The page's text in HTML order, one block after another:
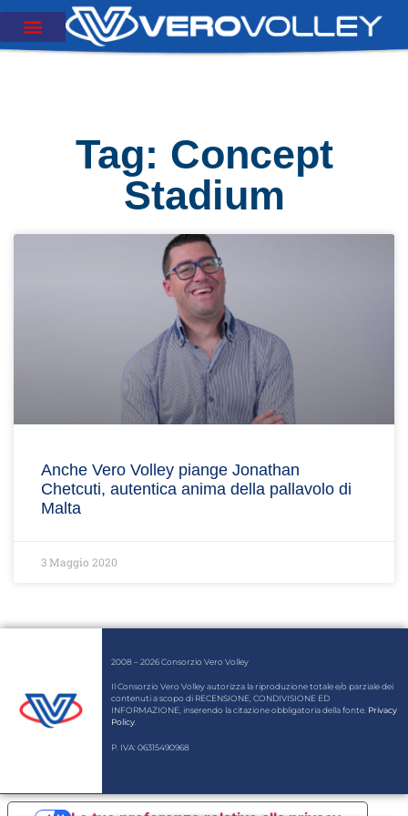
Tag: Concept
Stadium
Anche Vero Volley piange Jonathan
Chetcuti, autentica anima della pallavolo di
Malta
3 Maggio 2020
2008 – 2026 Consorzio Vero Volley
Il Consorzio Vero Volley autorizza la riproduzione totale e/o parziale dei
contenuti a scopo di RECENSIONE, CONDIVISIONE ED
INFORMAZIONE, inserendo la citazione obbligatoria della fonte. Privacy
Policy.
P. IVA: 06315490968